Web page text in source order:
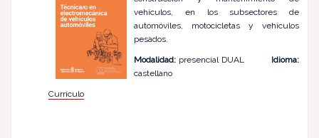
vehículos, en los subsectores de
automóviles, motocicletas y vehículos
pesados.
Modalidad: presencial DUAL Idioma:
castellano
Currículo